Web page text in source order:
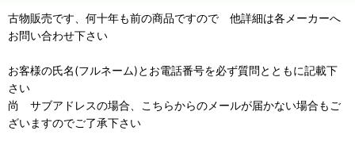
古物販売です、何十年も前の商品ですので 他詳細は各メーカーへ
お問い合わせ下さい
お客様の氏名(フルネーム)とお電話番号を必ず質問とともに記載下
さい
尚 サブアドレスの場合、こちらからのメールが届かない場合もご
ざいますのでご了承下さい